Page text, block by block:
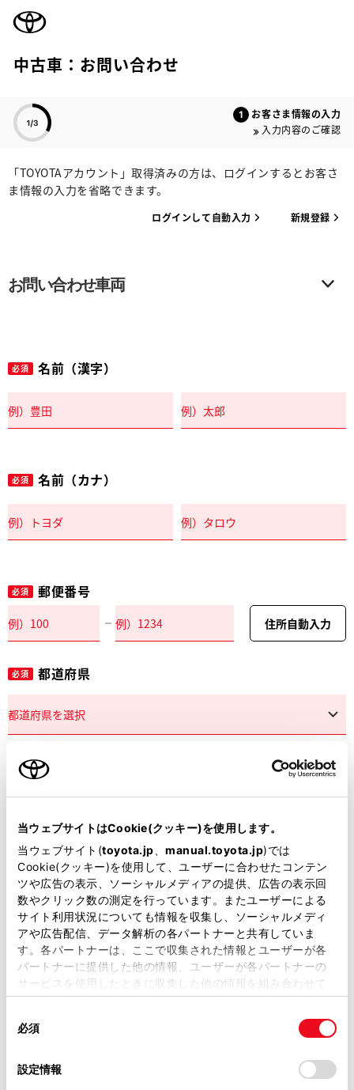
当ウェブサイトはCookie(クッキー)を使用します。
当ウェブサイト(toyota.jp manual.toyota.jp)では
Cookie(クッキー)を使用して、ユーザーに合わせたコンテン
ツや広告の表示、ソーシャルメディアの提供、広告の表示回
数やクリック数の測定を行っています。またユーザーによる
サイト利用状況についても情報を収集し、ソーシャルメディ
アや広告配信、データ解析の各パートナーと共有していま
す。各パートナーは、ここで収集された情報とユーザーが各
パートナーに提供した他の情報、ユーザーが各パートナーの
サービスを使用したときに収集した他の情報を組み合わせて
使用することがあります。当ウェブサイトの使用を続行する
デバイスにすべてのCookie(クッキー)が保存されることに同
意したことになります。Cookie(クッキー)のオプトアウト、
必須
設定情報
中古車：お問い合わせ
お客さま情報の入力
入力内容のご確認
「TOYOTAアカウント」取得済みの方は、ログインするとお客さ
ま情報の入力を省略できます。
ログインして自動入力 新規登録
お問い合わせ車両
必須 名前（漢字）
必須 名前（カナ）
必須 郵便番号
住所自動入力
必須 都道府県
市区町村名
必須 丁目番地
建物名